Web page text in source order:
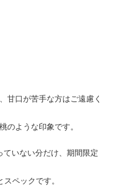
甘口が苦手な方はご遠慮く
のような印象です。
いない分だけ、期間限定
ペックです。